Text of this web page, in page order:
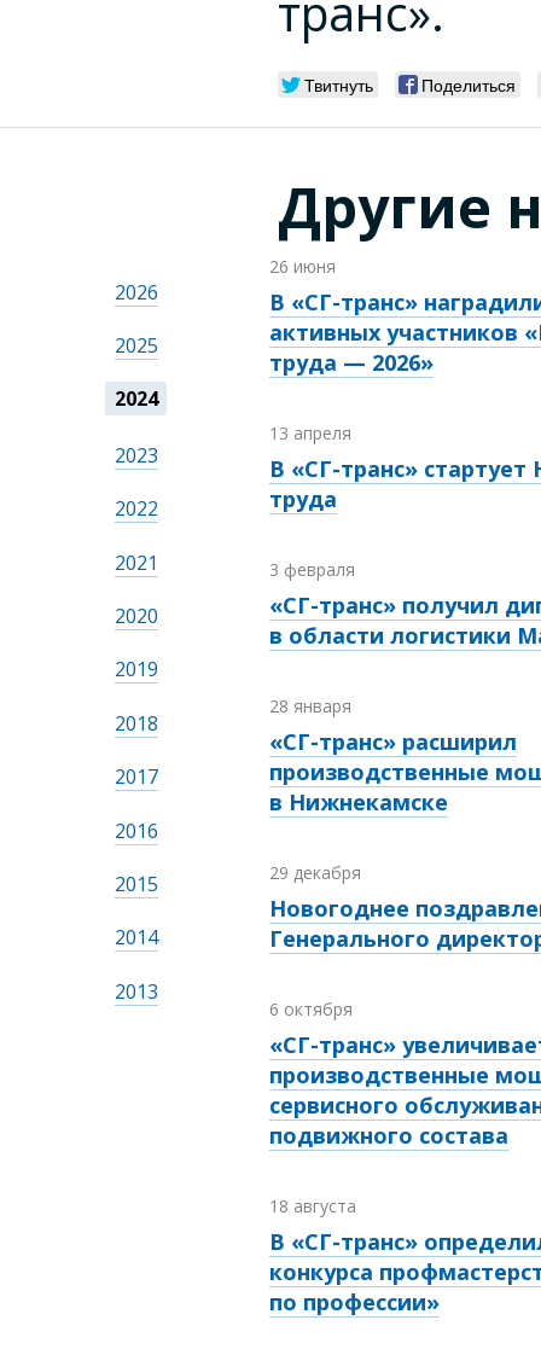
транс».
Твитнуть Поделиться
Другие
2026
2025
2024
2023
2022
2021
2020
2019
2018
2017
2016
2015
2014
2013
26 июня
В «СГ-транс»
активных участников
труда — 2026»
13 апреля
В «СГ-транс»
труда
3 февраля
«СГ-транс» получил
в области логистики
28 января
«СГ-транс» расширил
производственные
в Нижнекамске
29 декабря
Новогоднее
Генерального
6 октября
«СГ-транс»
производственные
сервисного
подвижного состава
18 августа
В «СГ-транс»
конкурса
по профессии»